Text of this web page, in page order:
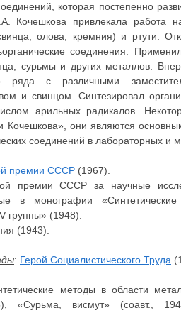
которая постепенно
Кочешкова привлекала работа
олова, кремния) и ртути.
соединения.
сурьмы и других металлов.
ряда с различными
и свинцом. Синтезировал
арильных радикалов.
Кочешкова», они являются
соединений в лабораторных
премии СССР (1967).
премии СССР за научные
в монографии
группы» (1948).
(1943).
: Герой Социалистического Труда
методы в области
«Сурьма, висмут» (соавт.,